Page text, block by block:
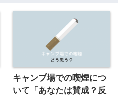
キャンプ場での喫煙につ
いて「あなたは賛成？反